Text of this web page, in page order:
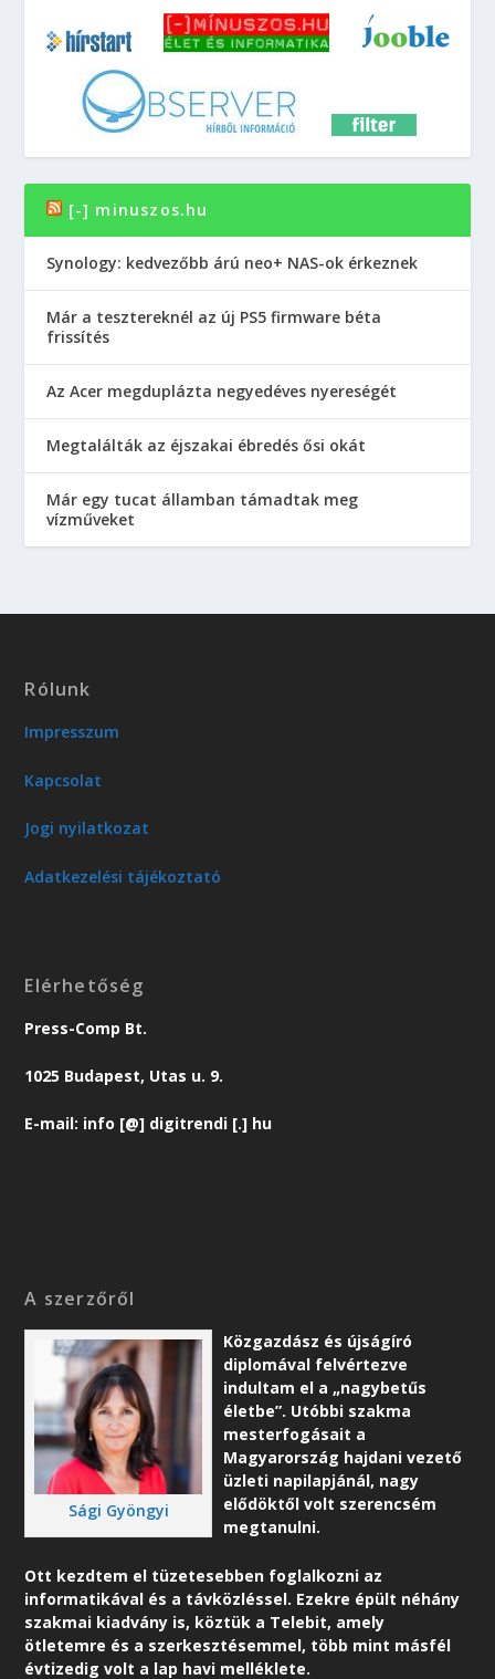
[-] minuszos.hu
Synology: kedvezőbb árú neo+ NAS-ok érkeznek
Már a tesztereknél az új PS5 firmware béta
frissítés
Az Acer megduplázta negyedéves nyereségét
Megtalálták az éjszakai ébredés ősi okát
Már egy tucat államban támadtak meg
vízműveket
Rólunk
Impresszum
Kapcsolat
Jogi nyilatkozat
Adatkezelési tájékoztató
Elérhetőség
Press-Comp Bt.
1025 Budapest, Utas u. 9.
E-mail: info [@] digitrendi [.] hu
A szerzőről
Sági Gyöngyi
Közgazdász és újságíró
diplomával felvértezve
indultam el a „nagybetűs
életbe”. Utóbbi szakma
mesterfogásait a
Magyarország hajdani vezető
üzleti napilapjánál, nagy
elődöktől volt szerencsém
megtanulni.
Ott kezdtem el tüzetesebben foglalkozni az
informatikával és a távközléssel. Ezekre épült néhány
szakmai kiadvány is, köztük a Telebit, amely
ötletemre és a szerkesztésemmel, több mint másfél
évtizedig volt a lap havi melléklete.